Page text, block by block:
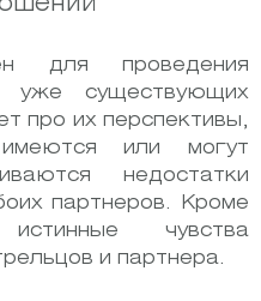
для проведения
существующих
про их перспективы,
или могут
недостатки
партнеров. Кроме
чувства
и партнера.